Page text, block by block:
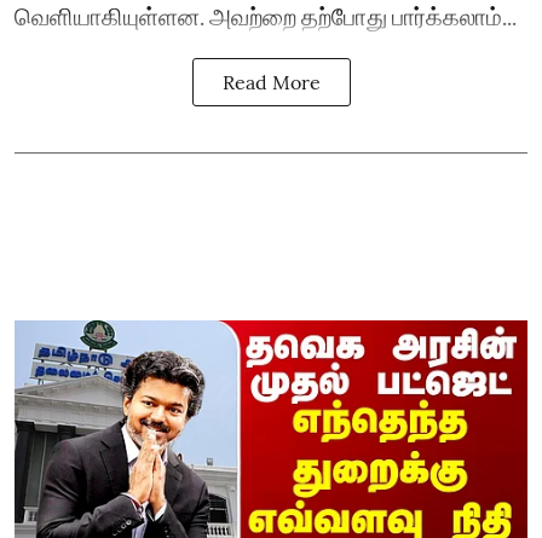
வெளியாகியுள்ளன. அவற்றை தற்போது பார்க்கலாம்...
Read More